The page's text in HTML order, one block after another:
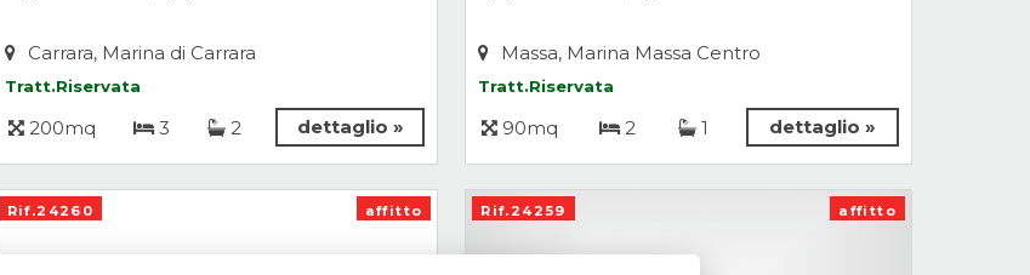
Carrara, Marina di Carrara
Tratt.Riservata
200mq 3 2 dettaglio »
Massa, Marina Massa Centro
Tratt.Riservata
90mq 2 1 dettaglio »
Rif.24260 affitto Rif.24259 affitto